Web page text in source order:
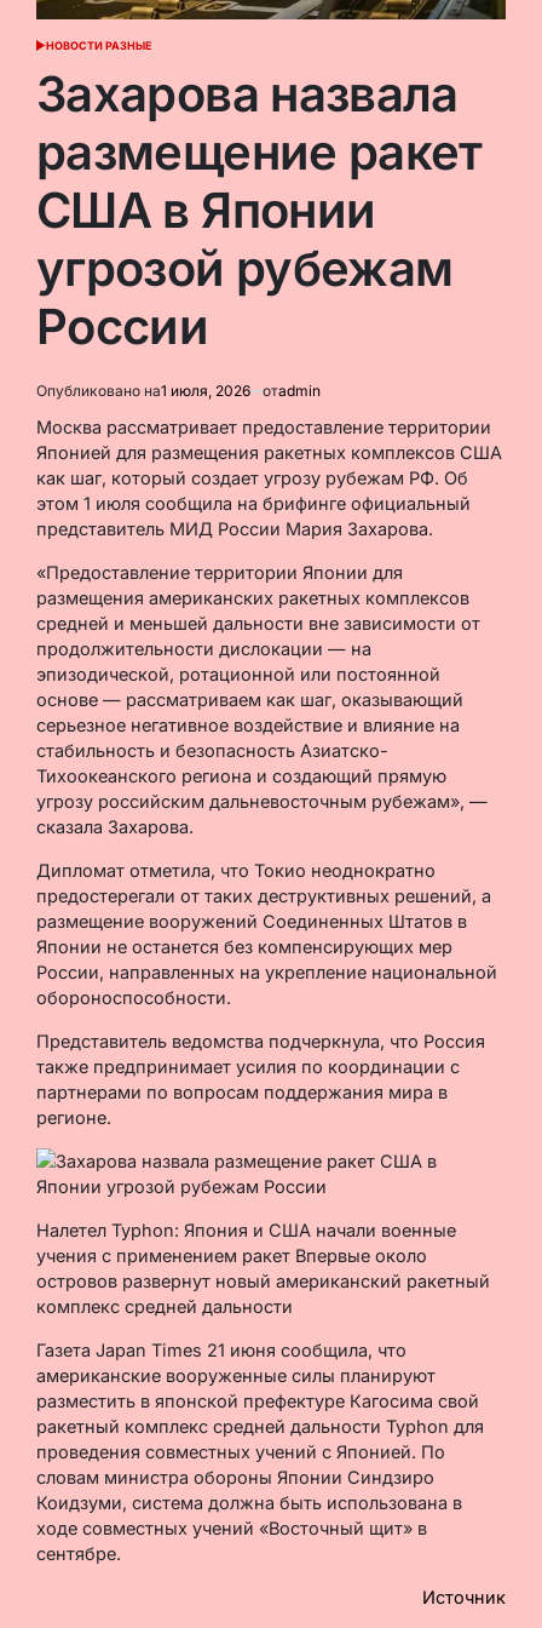
ОПУБЛИКОВАНО
НОВОСТИ РАЗНЫЕ
Захарова назвала
размещение ракет
США в Японии
угрозой рубежам
России
Опубликовано на1 июля, 2026 отadmin
Москва рассматривает предоставление территории
Японией для размещения ракетных комплексов США
как шаг, который создает угрозу рубежам РФ. Об
этом 1 июля сообщила на брифинге официальный
представитель МИД России Мария Захарова.
«Предоставление территории Японии для
размещения американских ракетных комплексов
средней и меньшей дальности вне зависимости от
продолжительности дислокации — на
эпизодической, ротационной или постоянной
основе — рассматриваем как шаг, оказывающий
серьезное негативное воздействие и влияние на
стабильность и безопасность Азиатско-
Тихоокеанского региона и создающий прямую
угрозу российским дальневосточным рубежам», —
сказала Захарова.
Дипломат отметила, что Токио неоднократно
предостерегали от таких деструктивных решений, а
размещение вооружений Соединенных Штатов в
Японии не останется без компенсирующих мер
России, направленных на укрепление национальной
обороноспособности.
Представитель ведомства подчеркнула, что Россия
также предпринимает усилия по координации с
партнерами по вопросам поддержания мира в
регионе.
Налетел Typhon: Япония и США начали военные
учения с применением ракет Впервые около
островов развернут новый американский ракетный
комплекс средней дальности
Газета Japan Times 21 июня сообщила, что
американские вооруженные силы планируют
разместить в японской префектуре Кагосима свой
ракетный комплекс средней дальности Typhon для
проведения совместных учений с Японией. По
словам министра обороны Японии Синдзиро
Коидзуми, система должна быть использована в
ходе совместных учений «Восточный щит» в
сентябре.
Источник